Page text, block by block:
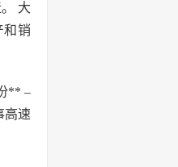
大
和销
** –
高速